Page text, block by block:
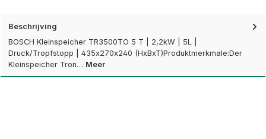
Beschrijving
BOSCH Kleinspeicher TR3500TO 5 T | 2,2kW | 5L |
Druck/Tropfstopp | 435x270x240 (HxBxT)Produktmerkmale:Der
Kleinspeicher Tron… Meer